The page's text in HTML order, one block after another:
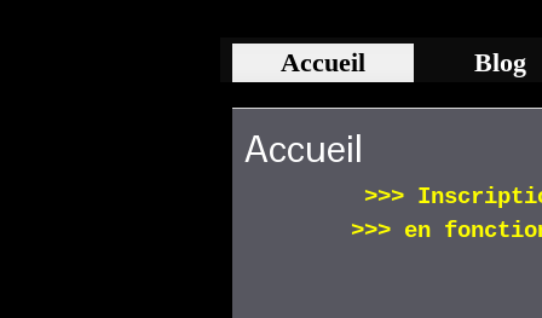
Accueil Blog
Accueil
>>>
>>> en